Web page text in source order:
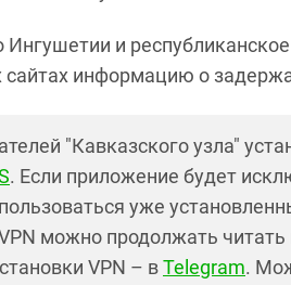
Ингушетии и
сайтах информацию о
"Кавказского узла"
. Если приложение будет
уже
можно продолжать
VPN – вTelegram.